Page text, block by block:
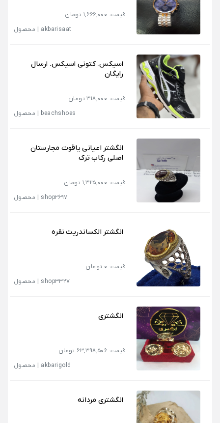
قیمت: 1,666,000 تومان
akbarisaat
محصول
اسیکس. کتونی اسیکس. ارسال
رایگان
قیمت: 318,000 تومان
beachshoes
محصول
انگشتر اعیانی یاقوت مجارستان
اصلی رکاب ترک
قیمت: 1,325,000 تومان
shop2697
محصول
انگشتر الکساندریت نقره
قیمت: 0 تومان
shop3327
محصول
انگشتری
قیمت: 63,398,506 تومان
akbarigold
محصول
انگشتری مردانه